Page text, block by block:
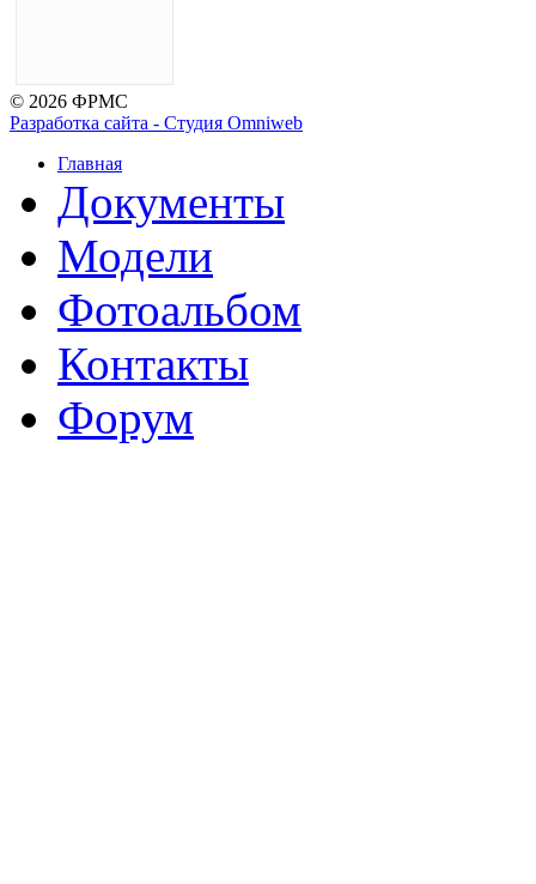
© 2026 ФРМС
Разработка сайта - Студия Omniweb
Главная
Документы
Модели
Фотоальбом
Контакты
Форум